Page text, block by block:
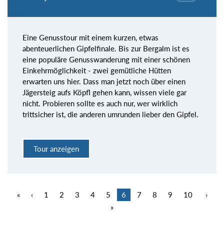
Eine Genusstour mit einem kurzen, etwas
abenteuerlichen Gipfelfinale. Bis zur Bergalm ist es
eine populäre Genusswanderung mit einer schönen
Einkehrmöglichkeit - zwei gemütliche Hütten
erwarten uns hier. Dass man jetzt noch über einen
Jägersteig aufs Köpfl gehen kann, wissen viele gar
nicht. Probieren sollte es auch nur, wer wirklich
trittsicher ist, die anderen umrunden lieber den Gipfel.
Tour anzeigen
« ‹ 1 2 3 4 5 6 7 8 9 10
›
»